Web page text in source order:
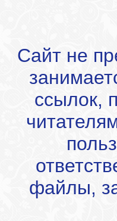
Сайт не
ссылок,
файлы,